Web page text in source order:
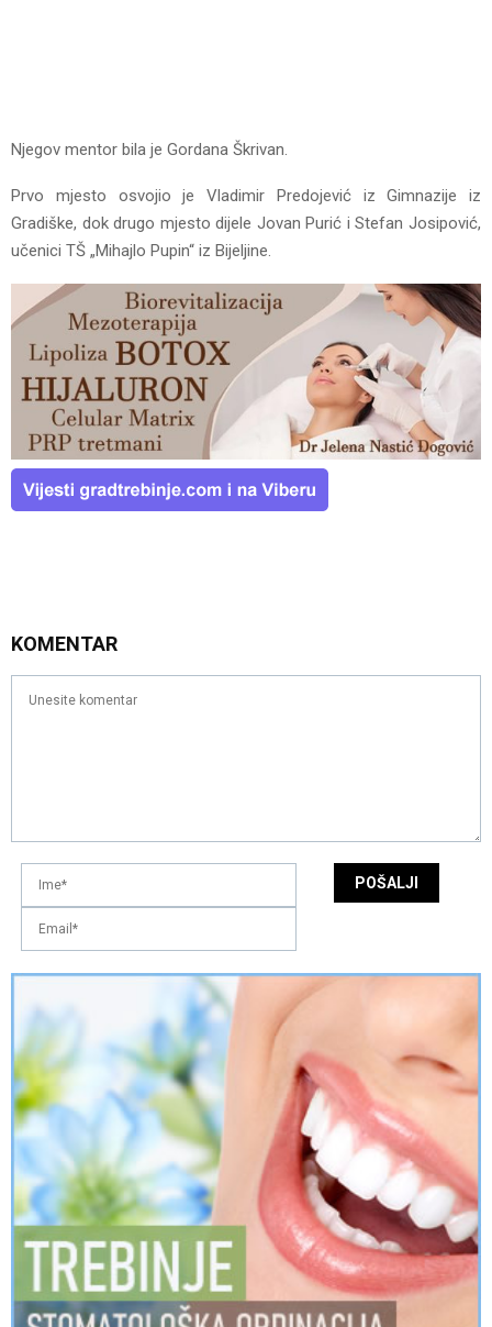
Njegov mentor bila je Gordana Škrivan.
Prvo mjesto osvojio je Vladimir Predojević iz Gimnazije iz
Gradiške, dok drugo mjesto dijele Jovan Purić i Stefan Josipović,
učenici TŠ „Mihajlo Pupin“ iz Bijeljine.
KOMENTAR